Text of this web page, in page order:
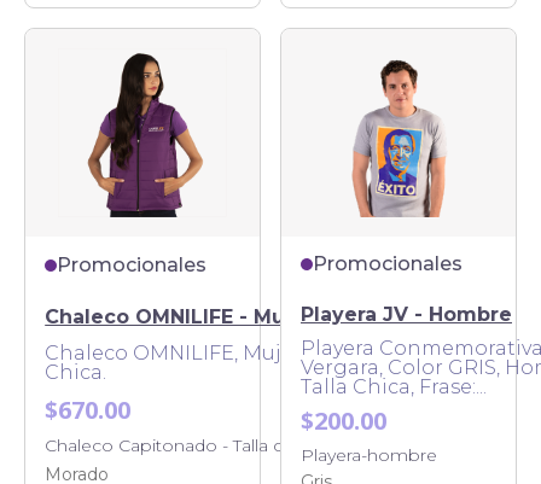
Promocionales
Chaleco OMNILIFE - Mujer
Chaleco OMNILIFE, Mujer, Talla
Chica.
$670.00
Chaleco Capitonado - Talla chica
Morado
Promocionales
Playera JV - Hombre
Playera
Vergara, Color GRIS,
Talla Chica, Frase:...
$200.00
Playera-hombre